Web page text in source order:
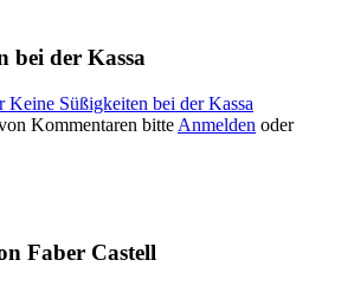
bei der Kassa
Keine Süßigkeiten bei der Kassa
Kommentaren bitte Anmelden oder
Faber Castell